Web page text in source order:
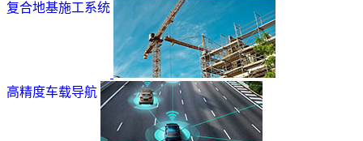
复合地基施工系统
高精度车载导航